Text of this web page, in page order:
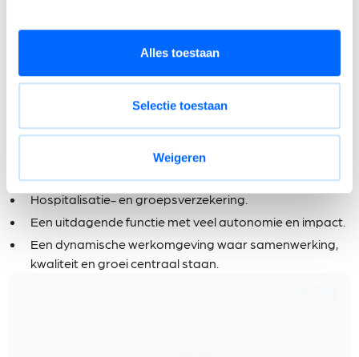
Alles toestaan
Selectie toestaan
Weigeren
Wat biedt Marmo jou?
Een aantrekkelijk salaris, afgestemd op jouw ervaring
en expertise.
Een bedrijfswagen met tankkaart.
Maaltijdcheques.
Hospitalisatie- en groepsverzekering.
Een uitdagende functie met veel autonomie en impact.
Een dynamische werkomgeving waar samenwerking,
kwaliteit en groei centraal staan.